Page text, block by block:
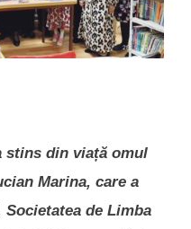
stins din viață omul
Marina, care a
de Limba